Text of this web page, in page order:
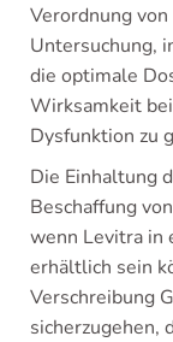
Verordnung
Untersuchung,
die optimale
Wirksamkeit
Dysfunktion zu
Die Einhaltung
Beschaffung
wenn Levitra in
erhältlich sein
Verschreibung
sicherzugehen,